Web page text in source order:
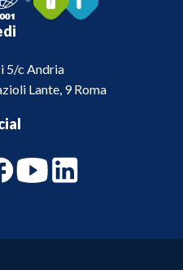
5/c Andria
Lante, 9 Roma